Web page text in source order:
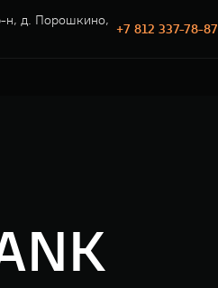
н, д. Порошкино,
+7 812 337-78-87